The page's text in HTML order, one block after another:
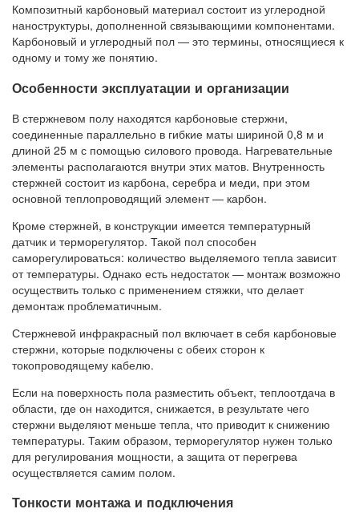
Композитный карбоновый материал состоит из углеродной
наноструктуры, дополненной связывающими компонентами.
Карбоновый и углеродный пол — это термины, относящиеся к
одному и тому же понятию.
Особенности эксплуатации и организации
В стержневом полу находятся карбоновые стержни,
соединенные параллельно в гибкие маты шириной 0,8 м и
длиной 25 м с помощью силового провода. Нагревательные
элементы располагаются внутри этих матов. Внутренность
стержней состоит из карбона, серебра и меди, при этом
основной теплопроводящий элемент — карбон.
Кроме стержней, в конструкции имеется температурный
датчик и терморегулятор. Такой пол способен
саморегулироваться: количество выделяемого тепла зависит
от температуры. Однако есть недостаток — монтаж возможно
осуществить только с применением стяжки, что делает
демонтаж проблематичным.
Стержневой инфракрасный пол включает в себя карбоновые
стержни, которые подключены с обеих сторон к
токопроводящему кабелю.
Если на поверхность пола разместить объект, теплоотдача в
области, где он находится, снижается, в результате чего
стержни выделяют меньше тепла, что приводит к снижению
температуры. Таким образом, терморегулятор нужен только
для регулирования мощности, а защита от перегрева
осуществляется самим полом.
Тонкости монтажа и подключения